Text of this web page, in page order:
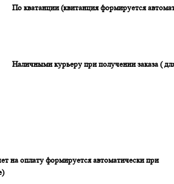
По кватанции (квитанция формируется
Наличными курьеру при получении заказа (
на оплату формируется автоматически при